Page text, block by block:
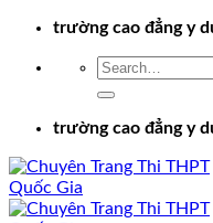
Chuyểntrường cao đẳng y
trường cao đẳng y